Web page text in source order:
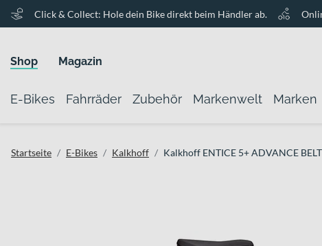
Click & Collect: Hole dein Bike direkt beim Händler ab.
Shop Magazin
E-Bikes Fahrräder Zubehör Markenwelt Marken
Startseite E-Bikes Kalkhoff Kalkhoff ENTICE 5+ ADVANCE BELT